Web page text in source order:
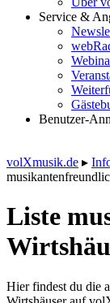
Service &
Benutzer-
volXmusik.de ▸
Liste
Hier findest du die